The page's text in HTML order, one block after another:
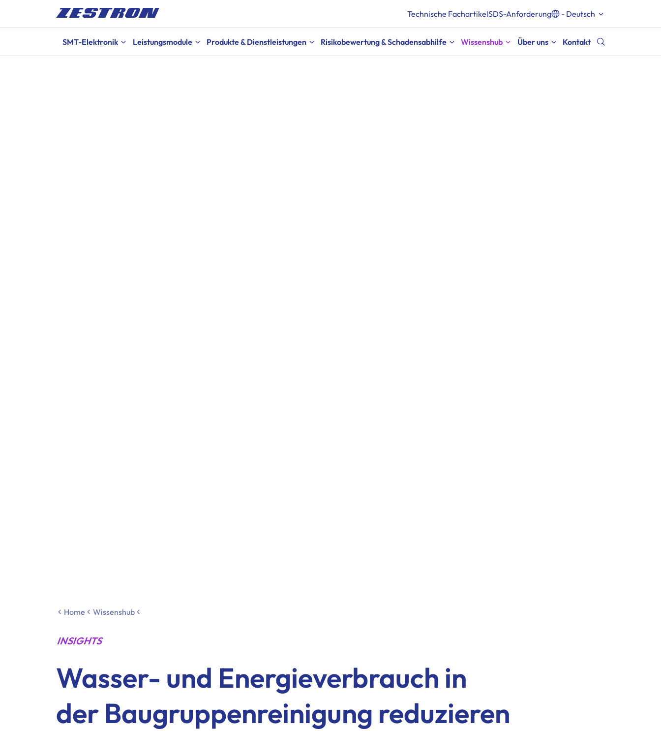
Technische FachartikelSDS-Anforderung - Deutsch
SMT-Elektronik Leistungsmodule Produkte & Dienstleistungen Risikobewertung & Schadensabhilfe Wissenshub Über uns Kontakt
Home Wissenshub
INSIGHTS
Wasser- und Energieverbrauch in
der Baugruppenreinigung reduzieren